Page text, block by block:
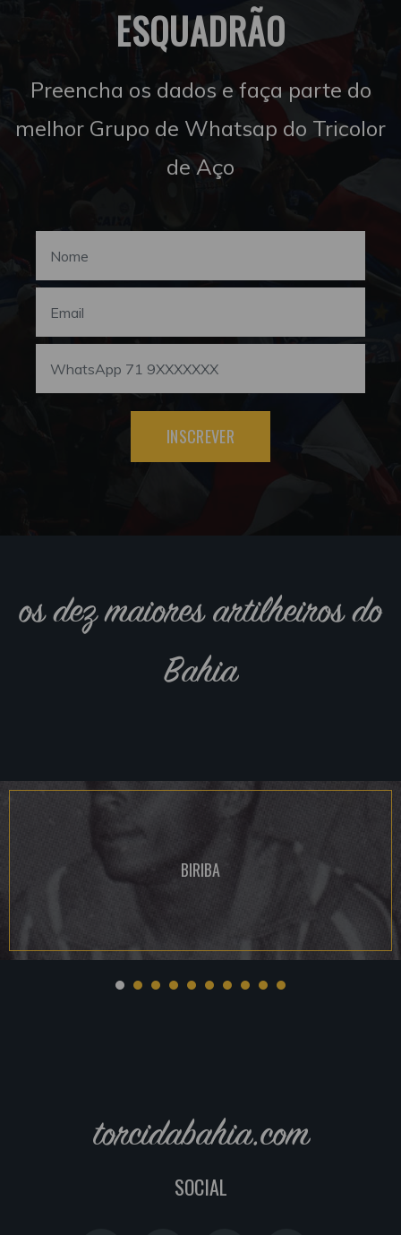
ESQUADRÃO
Preencha os dados e faça parte do
melhor Grupo de Whatsap do Tricolor
de Aço
INSCREVER
os dez maiores artilheiros do
Bahia
BIRIBA
torcidabahia.com
SOCIAL